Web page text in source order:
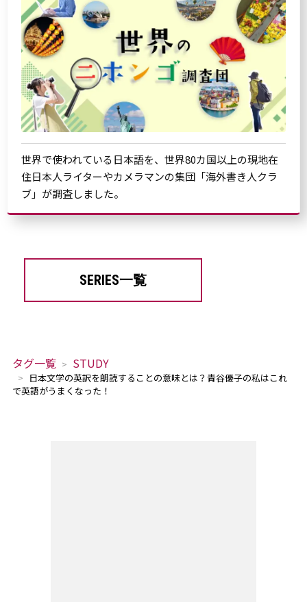
世界で使われている日本語を、世界80カ国以上の現地在
住日本人ライターやカメラマンの集団「海外書き人クラ
ブ」が調査しました。
SERIES一覧
タグ一覧 STUDY
日本文学の英訳を朗読することの意味とは？青谷優子の私はこれ
で英語がうまくなった！